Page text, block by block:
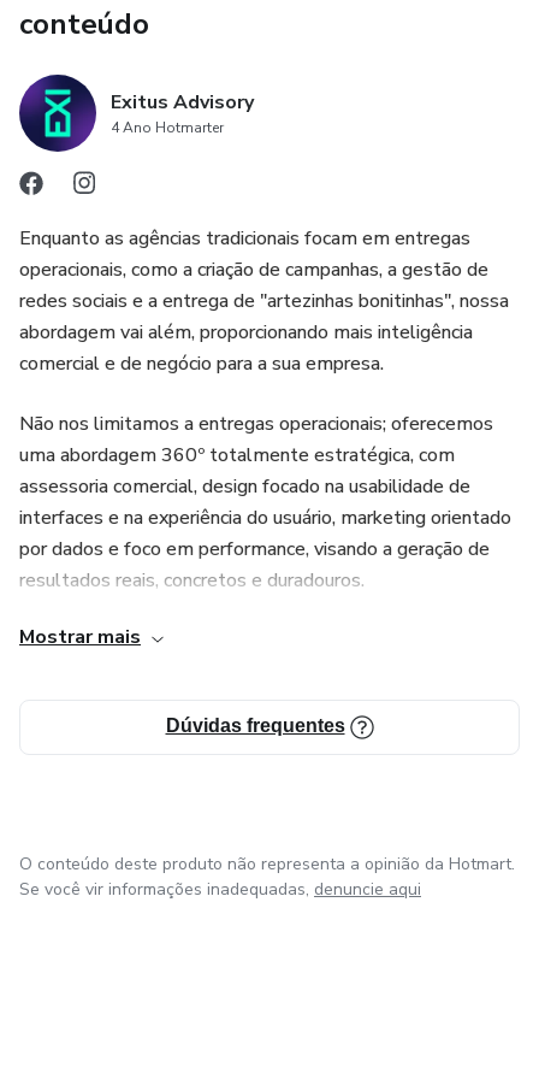
técnicas de Inside Sales e alcançar o sucesso em suas
conteúdo
Exitus Advisory
4 Ano Hotmarter
Enquanto as agências tradicionais focam em entregas
operacionais, como a criação de campanhas, a gestão de
redes sociais e a entrega de "artezinhas bonitinhas", nossa
abordagem vai além, proporcionando mais inteligência
comercial e de negócio para a sua empresa.
Não nos limitamos a entregas operacionais; oferecemos
uma abordagem 360º totalmente estratégica, com
assessoria comercial, design focado na usabilidade de
interfaces e na experiência do usuário, marketing orientado
por dados e foco em performance, visando a geração de
resultados reais, concretos e duradouros.
Somos parceiros de negócios dedicados a impulsionar o
marketing digital.
Mostrar mais
Dúvidas frequentes
O conteúdo deste produto não representa a opinião da Hotmart.
Se você vir informações inadequadas, denuncie aqui